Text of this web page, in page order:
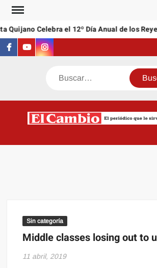
Saltar
contenido
Quijano Celebra el 12º Día Anual de los
Facebook
YoutubeInstagram
Buscar
Sin categoría
Middle classes losing out to
11 abril, 2019